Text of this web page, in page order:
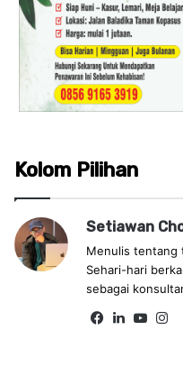
Kolom Pilihan
Setiawan
Menulis tentang
Sehari-hari
sebagai
Fa Lin Yo